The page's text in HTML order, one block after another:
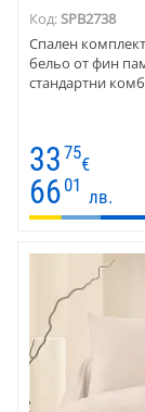
Код:SPB2738
Спален
бельо от фин
стандартни
33 75
€
66 01
лв.